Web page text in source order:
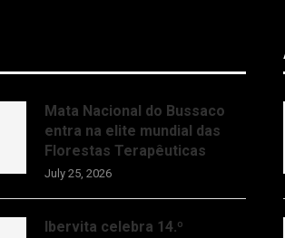
Mata Nacional do Bussaco
entra na elite mundial das
Florestas Terapêuticas
July 25, 2026
Ibervita celebra 14.º